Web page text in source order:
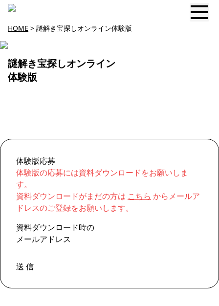
HOME > 謎解き宝探しオンライン体験版
謎解き宝探しオンライン
体験版
体験版応募
体験版の応募には資料ダウンロードをお願いしま
す。
資料ダウンロードがまだの方は こちら からメールア
ドレスのご登録をお願いします。
資料ダウンロード時の
メールアドレス
送 信